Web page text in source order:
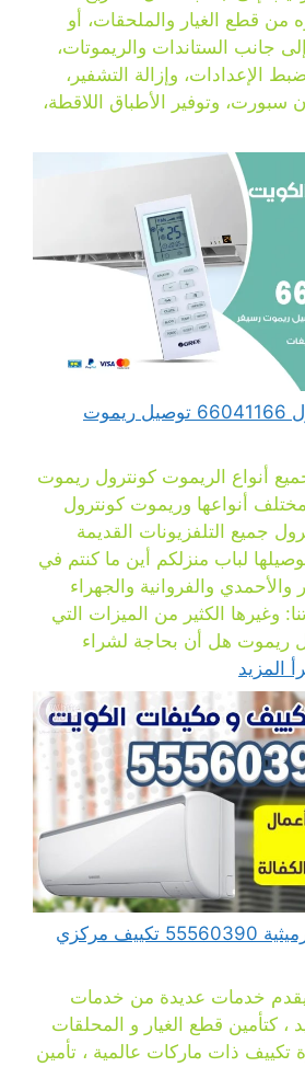
من قطع الغيار والملحقات، أو
جانب الستاندات والريموتات،
الإعدادات، وإزالة التشفير،
سبورت، وتوفير الأطباق اللاقطة،
توصيل ريموت للمنزل 66041166 توصيل ريموت
أنواع الريموت كونترول ريموت
أنواعها وريموت كونترول
جميع التلفزيونات القديمة
لباب منزلكم أين ما كنتم في
والأحمدي والفروانية والجهراء
وغيرها الكثير من الميزات التي
ريموت هل أن بحاجة لشراء
المزيد
فني تكييف وتبريد الرميثية 55560390 تكييف مركزي
يقدم خدمات عديدة من خدمات
، كتأمين قطع الغيار و المحلقات
تكييف ذات ماركات عالمية ، تأمين